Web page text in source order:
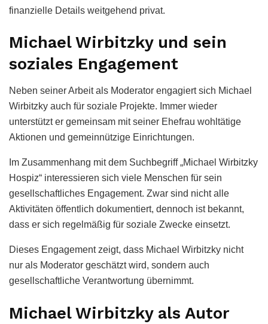
finanzielle Details weitgehend privat.
Michael Wirbitzky und sein
soziales Engagement
Neben seiner Arbeit als Moderator engagiert sich Michael
Wirbitzky auch für soziale Projekte. Immer wieder
unterstützt er gemeinsam mit seiner Ehefrau wohltätige
Aktionen und gemeinnützige Einrichtungen.
Im Zusammenhang mit dem Suchbegriff „Michael Wirbitzky
Hospiz“ interessieren sich viele Menschen für sein
gesellschaftliches Engagement. Zwar sind nicht alle
Aktivitäten öffentlich dokumentiert, dennoch ist bekannt,
dass er sich regelmäßig für soziale Zwecke einsetzt.
Dieses Engagement zeigt, dass Michael Wirbitzky nicht
nur als Moderator geschätzt wird, sondern auch
gesellschaftliche Verantwortung übernimmt.
Michael Wirbitzky als Autor